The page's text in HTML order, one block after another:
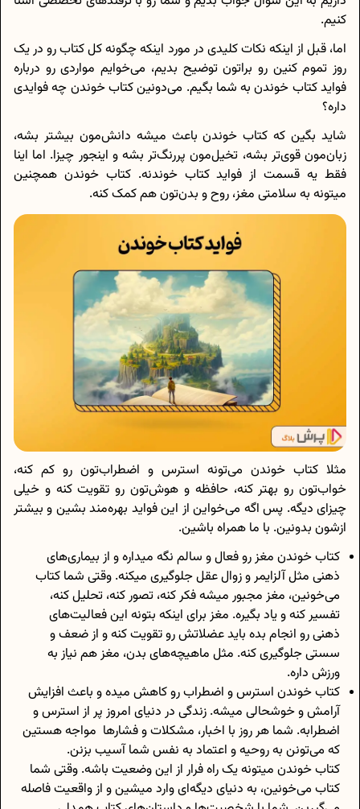
کنیم.
اما، قبل از اینکه نکات کلیدی در مورد اینکه چگونه کل کتاب رو در یک
روز تموم کنین رو براتون توضیح بدیم، می‌خوایم مواردی رو درباره
فواید کتاب خوندن به شما بگیم. می‌دونین کتاب خوندن چه فوایدی
داره؟
شاید بگین که کتاب خوندن باعث میشه دانش‌مون بیشتر بشه،
زبان‌مون قوی‌تر بشه، تخیل‌مون پررنگ‌تر بشه و اینجور چیزا. اما اینا
فقط یه قسمت از فواید کتاب خوندنه. کتاب خوندن همچنین
میتونه به سلامتی مغز، روح و بدن‌تون هم کمک کنه.
مثلا کتاب خوندن می‌تونه استرس و اضطراب‌‌تون رو کم کنه،
خواب‌تون رو بهتر کنه، حافظه و هوش‌تون رو تقویت کنه و خیلی
چیزای دیگه. پس اگه می‌خواین از این فواید بهره‌مند بشین و بیشتر
ازشون بدونین. با ما همراه باشین.
کتاب خوندن مغز رو فعال و سالم نگه میداره و از بیماری‌های
ذهنی مثل آلزایمر و زوال عقل جلوگیری میکنه. وقتی شما کتاب
می‌خونین، مغز مجبور میشه فکر کنه، تصور کنه، تحلیل کنه،
تفسیر کنه و یاد بگیره. مغز برای اینکه بتونه این فعالیت‌های
ذهنی رو انجام بده باید عضلاتش رو تقویت کنه و از ضعف و
سستی جلوگیری کنه. مثل ماهیچه‌های بدن، مغز هم نیاز به
ورزش داره.
کتاب خوندن استرس و اضطراب رو کاهش میده و باعث افزایش
آرامش و خوشحالی میشه. زندگی در دنیای امروز پر از استرس و
اضطرابه. شما هر روز با اخبار، مشکلات و فشارها مواجه هستین
که می‌تونن به روحیه و اعتماد به نفس شما آسیب بزنن.
کتاب خوندن میتونه یک راه فرار از این وضعیت باشه. وقتی شما
کتاب می‌خونین، به دنیای دیگه‌ای وارد میشین و از واقعیت فاصله